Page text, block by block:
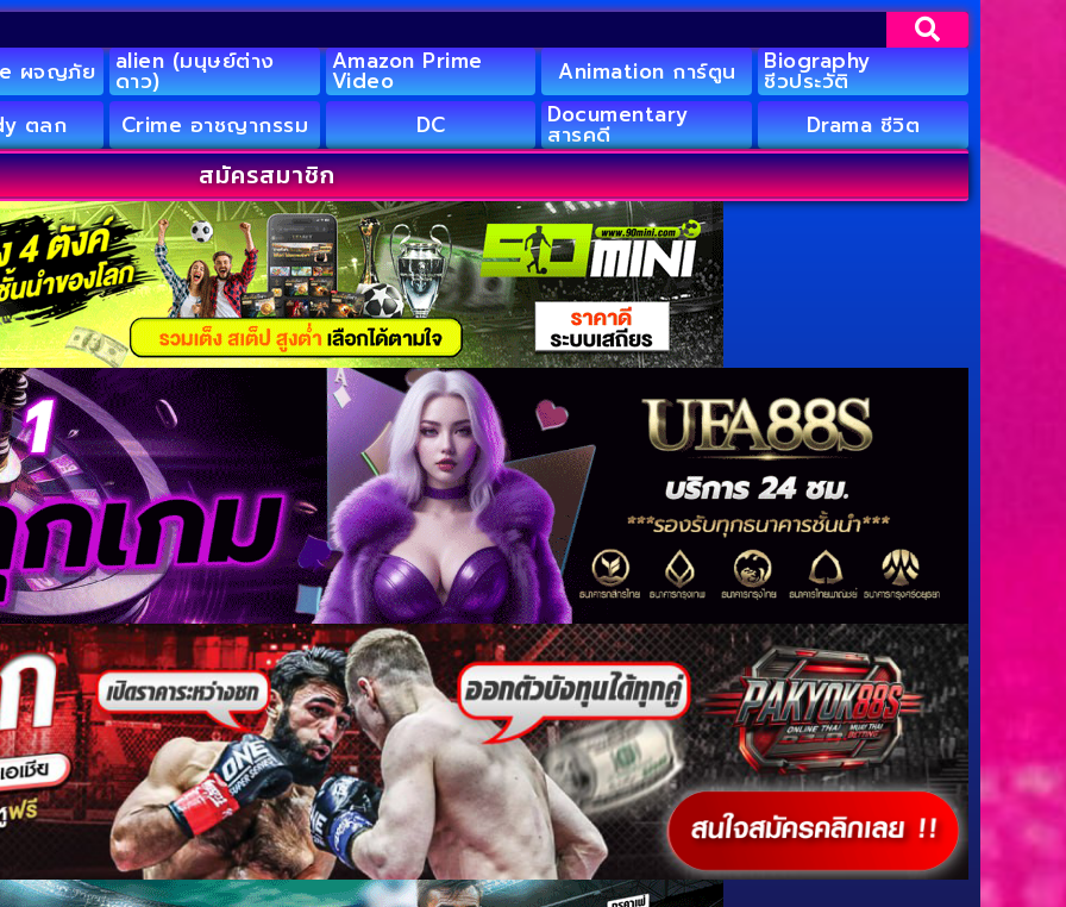
ผจญภัย alien (มนุษย์ต่าง
ดาว)
Amazon Prime
Video Animation การ์ตูน Biography
ชีวประวัติ
ตลก
Crime อาชญากรรม DC Documentary
สารคดี Drama ชีวิต
สมัครสมาชิก